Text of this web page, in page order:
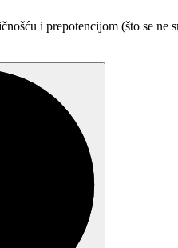
i prepotencijom (što se